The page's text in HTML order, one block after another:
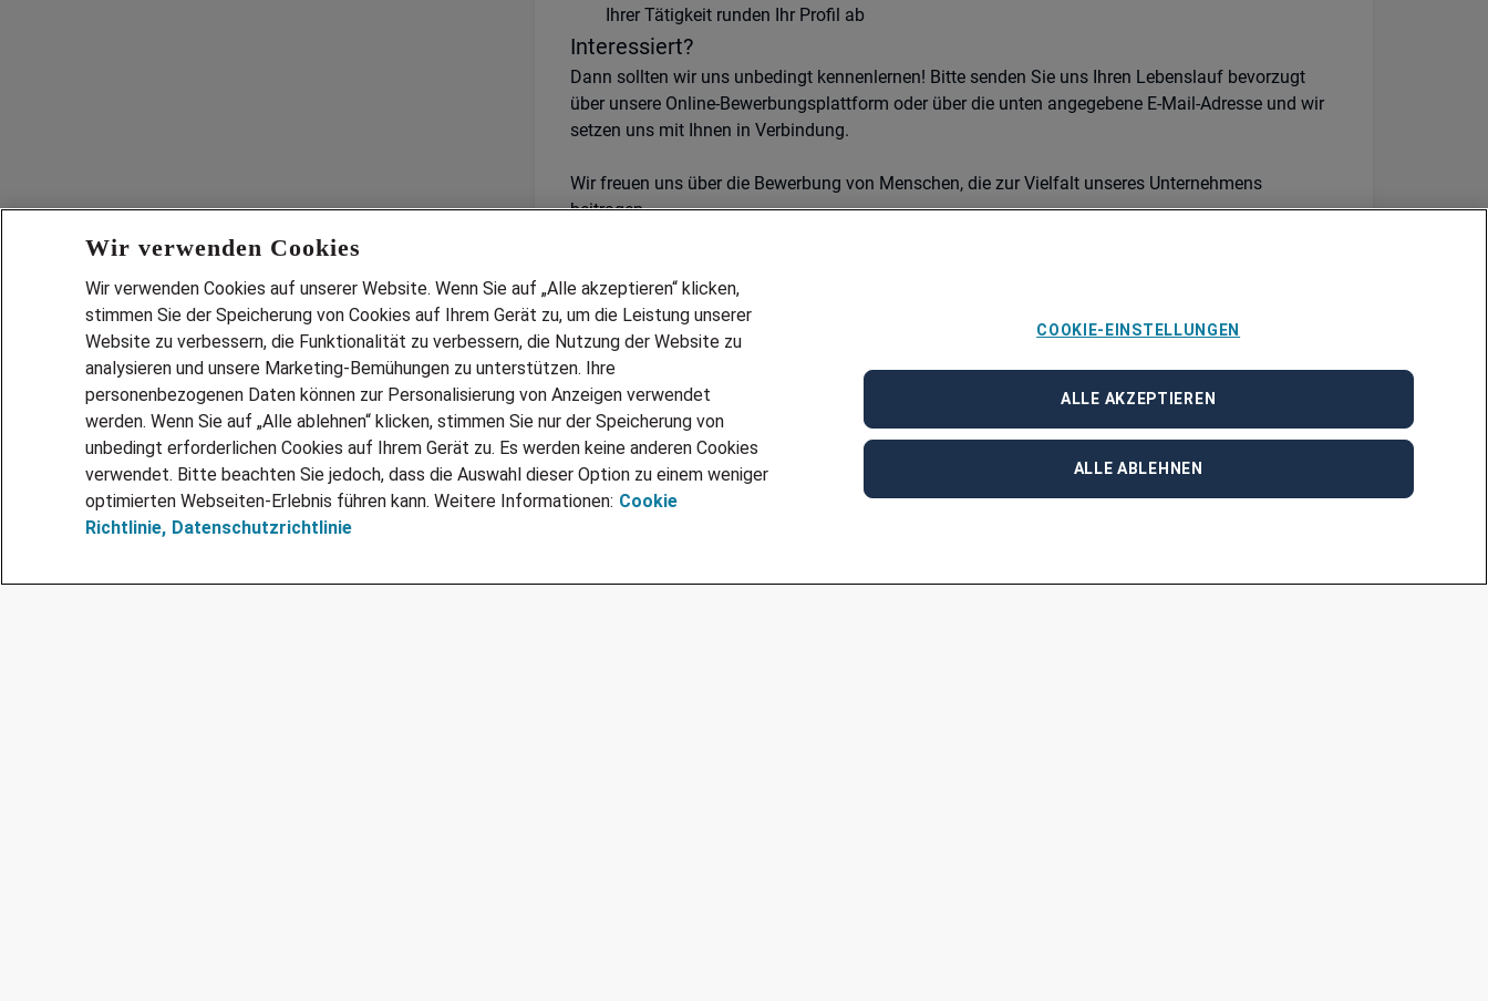
Ihrer Tätigkeit runden Ihr Profil ab
Interessiert?
Dann sollten wir uns unbedingt kennenlernen! Bitte senden Sie uns Ihren Lebenslauf bevorzugt
über unsere Online-Bewerbungsplattform oder über die unten angegebene E-Mail-Adresse und wir
setzen uns mit Ihnen in Verbindung.
Wir freuen uns über die Bewerbung von Menschen, die zur Vielfalt unseres Unternehmens
beitragen.
Kontakt:
Adecco Personaldienstleistungen GmbH
Unnaer Straße 24
58706 Menden
Telefon+49 2373 760 7520
E-Mailmenden@adecco.de
RefJN -112023-529262
Für Job bewerben
Wir verwenden Cookies
Wir verwenden Cookies auf unserer Website. Wenn Sie auf „Alle akzeptieren“ klicken,
stimmen Sie der Speicherung von Cookies auf Ihrem Gerät zu, um die Leistung unserer
Website zu verbessern, die Funktionalität zu verbessern, die Nutzung der Website zu
analysieren und unsere Marketing-Bemühungen zu unterstützen. Ihre
personenbezogenen Daten können zur Personalisierung von Anzeigen verwendet
werden. Wenn Sie auf „Alle ablehnen“ klicken, stimmen Sie nur der Speicherung von
unbedingt erforderlichen Cookies auf Ihrem Gerät zu. Es werden keine anderen Cookies
verwendet. Bitte beachten Sie jedoch, dass die Auswahl dieser Option zu einem weniger
optimierten Webseiten-Erlebnis führen kann. Weitere Informationen: Cookie
Richtlinie, Datenschutzrichtlinie
COOKIE-EINSTELLUNGEN
ALLE ABLEHNEN
ALLE AKZEPTIEREN